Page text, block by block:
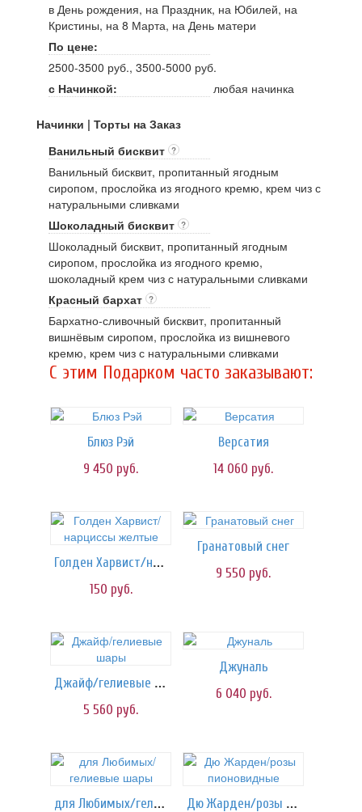
в День рождения, на Праздник, на Юбилей, на
Кристины, на 8 Марта, на День матери
По цене:
2500-3500 руб., 3500-5000 руб.
с Начинкой:
любая начинка
Начинки | Торты на Заказ
Ванильный бисквит ?
Ванильный бисквит, пропитанный ягодным
сиропом, прослойка из ягодного кремю, крем чиз с
натуральными сливками
Шоколадный бисквит ?
Шоколадный бисквит, пропитанный ягодным
сиропом, прослойка из ягодного кремю,
шоколадный крем чиз с натуральными сливками
Красный бархат ?
Бархатно-сливочный бисквит, пропитанный
вишнёвым сиропом, прослойка из вишневого
кремю, крем чиз с натуральными сливками
C этим Подарком часто заказывают:
Блюз Рэй
9 450 руб.
Версатия
14 060 руб.
Голден Харвист/нарциссы желтые
150 руб.
Гранатовый снег
9 550 руб.
Джайф/гелиевые шары
5 560 руб.
Джуналь
6 040 руб.
для Любимых/гелиевые шары Дю Жарден/розы пионовидные